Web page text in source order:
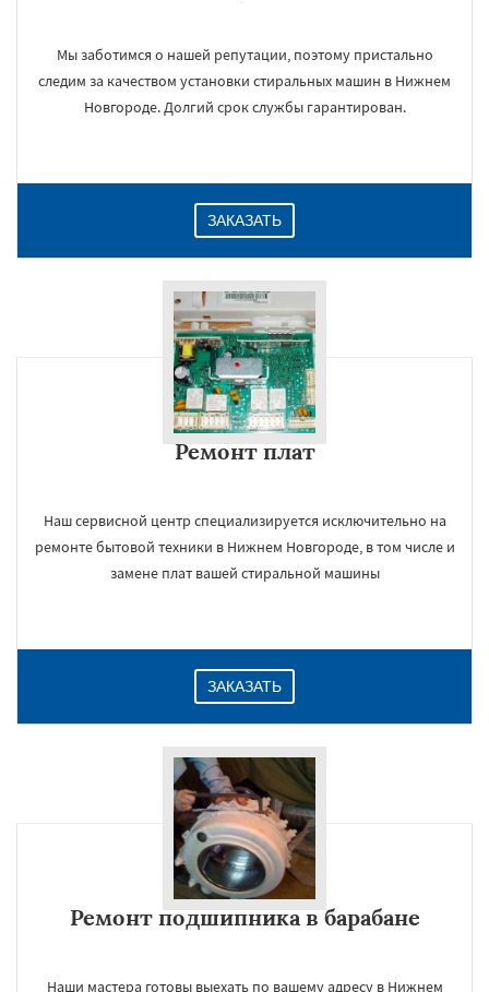
Мы заботимся о нашей репутации, поэтому пристально
следим за качеством установки стиральных машин в Нижнем
Новгороде. Долгий срок службы гарантирован.
ЗАКАЗАТЬ
Ремонт плат
Наш сервисной центр специализируется исключительно на
ремонте бытовой техники в Нижнем Новгороде, в том числе и
замене плат вашей стиральной машины
ЗАКАЗАТЬ
Ремонт подшипника в барабане
Наши мастера готовы выехать по вашему адресу в Нижнем